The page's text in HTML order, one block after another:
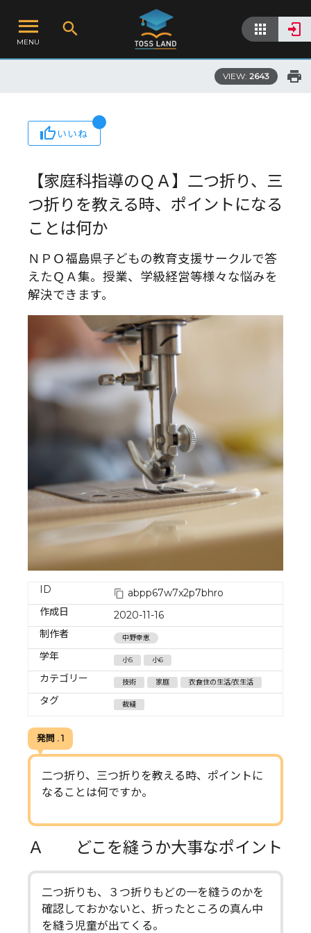
MENU
VIEW: 2643
いいね
【家庭科指導のＱＡ】二つ折り、三
つ折りを教える時、ポイントになる
ことは何か
ＮＰＯ福島県子どもの教育支援サークルで答
えたＱＡ集。授業、学級経営等様々な悩みを
解決できます。
ID
abpp67w7x2p7bhro
作成日
2020-11-16
制作者
中野幸恵
学年 小5 小6
カテゴリー 技術 家庭 衣食住の生活/衣生活
タグ 裁縫
発問 . 1
二つ折り、三つ折りを教える時、ポイントに
なることは何ですか。
Ａ どこを縫うか大事なポイント
二つ折りも、３つ折りもどの一を縫うのかを
確認しておかないと、折ったところの真ん中
を縫う児童が出てくる。